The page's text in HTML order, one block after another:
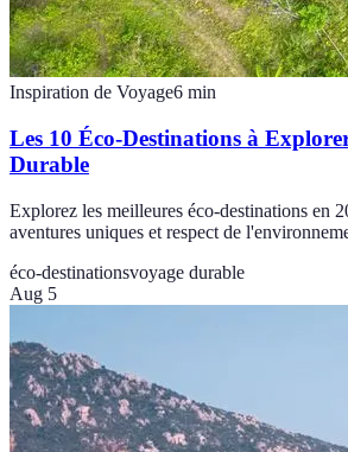
Inspiration de Voyage6 min
Les 10 Éco-Destinations à
Durable
Explorez les meilleures éco-destinations en
aventures uniques et respect de
éco-destinationsvoyage durable
Aug 5